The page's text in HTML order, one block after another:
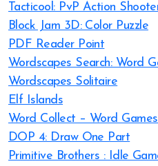
Tacticool: PvP Action
Block Jam 3D: Color Puzzle
PDF Reader Point
Wordscapes Search: Word
Wordscapes Solitaire
Elf Islands
Word Collect – Word
DOP 4: Draw One Part
Primitive Brothers : Idle